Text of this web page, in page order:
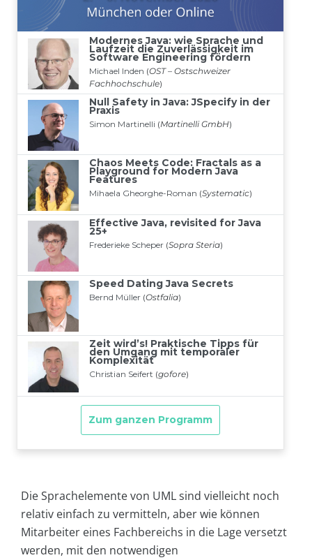
Die Sprachelemente von UML sind vielleicht noch
relativ einfach zu vermitteln, aber wie können
Mitarbeiter eines Fachbereichs in die Lage versetzt
werden, mit den notwendigen